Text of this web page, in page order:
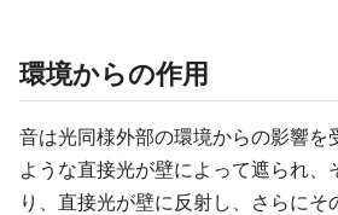
環境からの作用
音は光同様外部の環境からの影響を
ような直接光が壁によって遮られ、
り、直接光が壁に反射し、さらにそ